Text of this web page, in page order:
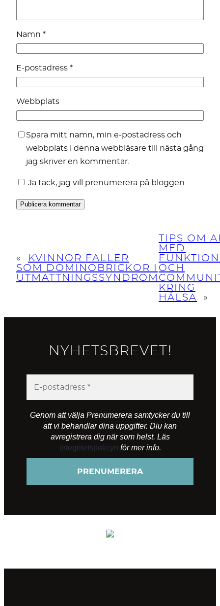
Namn *
E-postadress *
Webbplats
Spara mitt namn, min e-postadress och
webbplats i denna webbläsare till nästa gång
jag skriver en kommentar.
Ja tack, jag vill prenumerera på bloggen
«
KVINNOR FALLER
SOM DOMINOBRICKOR I
UTMATTNINGSSYNDROM
TIPS OM
MED
OCH
KRING
HÄLSA
»
NYHETSBREVET!
Genom att välja Prenumerera samtycker du till
att vi behandlar dina uppgifter. Diu kan
avregistrera dig när som helst. Läs
integritetspolicyn för mer info.